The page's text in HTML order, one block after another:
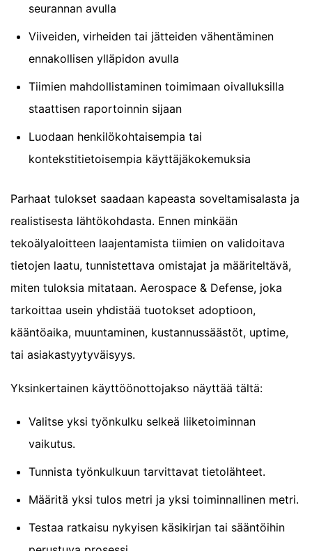
seurannan avulla
Viiveiden, virheiden tai jätteiden vähentäminen
ennakollisen ylläpidon avulla
Tiimien mahdollistaminen toimimaan oivalluksilla
staattisen raportoinnin sijaan
Luodaan henkilökohtaisempia tai
kontekstitietoisempia käyttäjäkokemuksia
Parhaat tulokset saadaan kapeasta soveltamisalasta ja
realistisesta lähtökohdasta. Ennen minkään
tekoälyaloitteen laajentamista tiimien on validoitava
tietojen laatu, tunnistettava omistajat ja määriteltävä,
miten tuloksia mitataan. Aerospace & Defense, joka
tarkoittaa usein yhdistää tuotokset adoptioon,
kääntöaika, muuntaminen, kustannussäästöt, uptime,
tai asiakastyytyväisyys.
Yksinkertainen käyttöönottojakso näyttää tältä:
Valitse yksi työnkulku selkeä liiketoiminnan
vaikutus.
Tunnista työnkulkuun tarvittavat tietolähteet.
Määritä yksi tulos metri ja yksi toiminnallinen metri.
Testaa ratkaisu nykyisen käsikirjan tai sääntöihin